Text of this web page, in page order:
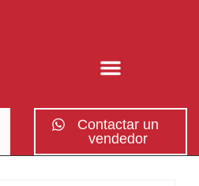
Contactar un
vendedor